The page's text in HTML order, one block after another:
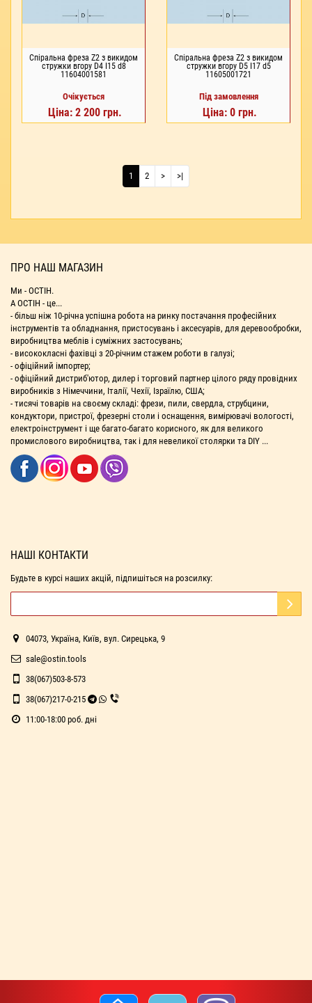
Спіральна фреза Z2 з викидом
стружки вгору D4 I15 d8
11604001581
Очікується
Ціна: 2 200 грн.
Спіральна фреза Z2 з викидом
стружки вгору D5 I17 d5
11605001721
Під замовлення
Ціна: 0 грн.
1 2 > >|
ПРО НАШ МАГАЗИН
Ми - ОСТІН.
А ОСТІН - це...
- більш ніж 10-річна успішна робота на ринку постачання професійних
інструментів та обладнання, пристосувань і аксесуарів, для деревообробки,
виробництва меблів і суміжних застосувань;
- висококласні фахівці з 20-річним стажем роботи в галузі;
- офіційний імпортер;
- офіційний дистриб'ютор, дилер і торговий партнер цілого ряду провідних
виробників з Німеччини, Італії, Чехії, Ізраїлю, США;
- тисячі товарів на своєму складі: фрези, пили, свердла, струбцини,
кондуктори, пристрої, фрезерні столи і оснащення, вимірювачі вологості,
електроінструмент і ще багато-багато корисного, як для великого
промислового виробництва, так і для невеликої столярки та DIY ...
НАШІ КОНТАКТИ
Будьте в курсі наших акцій, підпишіться на розсилку:
04073, Україна, Київ, вул. Сирецька, 9
sale@ostin.tools
38(067)503-8-573
38(067)217-0-215
11:00-18:00 роб. дні